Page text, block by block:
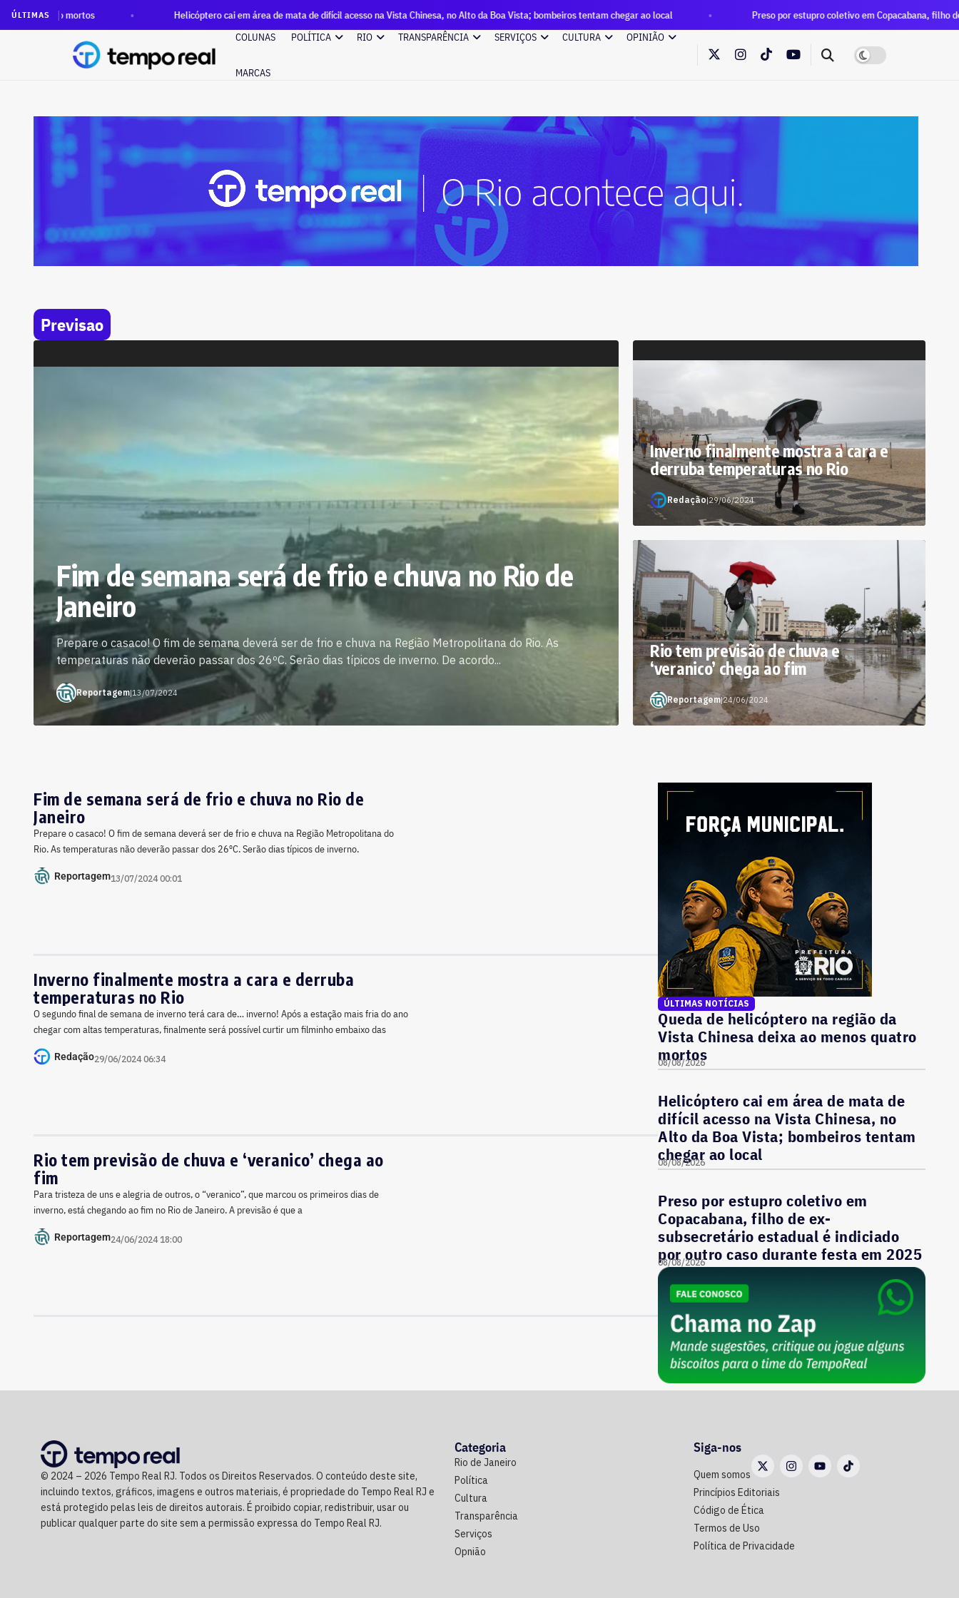
ÚLTIMAS
mortos Helicóptero cai em área de mata de difícil acesso na Vista Chinesa, no Alto da Boa Vista; bombeiros tentam chegar ao local
Preso por estupro coletivo em Copacabana, filho de ex-
COLUNAS
POLÍTICA RIO TRANSPARÊNCIA SERVIÇOS CULTURA OPINIÃO
MARCAS
Previsao
Fim de semana será de frio e chuva no Rio de
Janeiro
Prepare o casaco! O fim de semana deverá ser de frio e chuva na Região Metropolitana do Rio. As
temperaturas não deverão passar dos 26ºC. Serão dias típicos de inverno. De acordo...
Reportagem|13/07/2024
Inverno finalmente mostra a cara e
derruba temperaturas no Rio
Redação|29/06/2024
Rio tem previsão de chuva e
‘veranico’ chega ao fim
Reportagem|24/06/2024
Fim de semana será de frio e chuva no Rio de
Janeiro
Prepare o casaco! O fim de semana deverá ser de frio e chuva na Região Metropolitana do
Rio. As temperaturas não deverão passar dos 26ºC. Serão dias típicos de inverno.
Reportagem13/07/2024 00:01
Inverno finalmente mostra a cara e derruba
temperaturas no Rio
O segundo final de semana de inverno terá cara de… inverno! Após a estação mais fria do ano
chegar com altas temperaturas, finalmente será possível curtir um filminho embaixo das
Redação29/06/2024 06:34
Rio tem previsão de chuva e ‘veranico’ chega ao
fim
Para tristeza de uns e alegria de outros, o “veranico”, que marcou os primeiros dias de
inverno, está chegando ao fim no Rio de Janeiro. A previsão é que a
Reportagem24/06/2024 18:00
ÚLTIMAS NOTÍCIAS
Queda de helicóptero na região da
Vista Chinesa deixa ao menos quatro
mortos
08/08/2026
Helicóptero cai em área de mata de
difícil acesso na Vista Chinesa, no
Alto da Boa Vista; bombeiros tentam
chegar ao local
08/08/2026
Preso por estupro coletivo em
Copacabana, filho de ex-
subsecretário estadual é indiciado
por outro caso durante festa em 2025
08/08/2026
© 2024 – 2026 Tempo Real RJ. Todos os Direitos Reservados. O conteúdo deste site,
incluindo textos, gráficos, imagens e outros materiais, é propriedade do Tempo Real RJ e
está protegido pelas leis de direitos autorais. É proibido copiar, redistribuir, usar ou
publicar qualquer parte do site sem a permissão expressa do Tempo Real RJ.
Categoria
Rio de Janeiro
Política
Cultura
Transparência
Serviços
Opnião
Siga-nos
Quem somos
Princípios Editoriais
Código de Ética
Termos de Uso
Política de Privacidade